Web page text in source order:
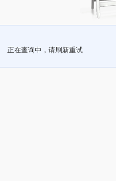
正在查询中，请刷新重试